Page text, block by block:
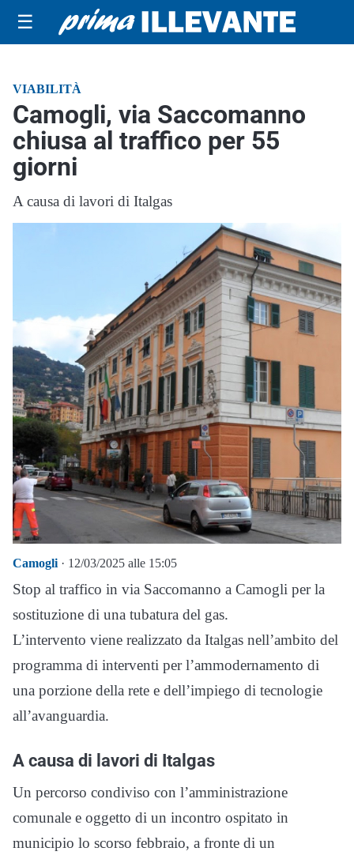
☰
VIABILITÀ
Camogli, via Saccomanno
chiusa al traffico per 55
giorni
A causa di lavori di Italgas
Camogli · 12/03/2025 alle 15:05
Stop al traffico in via Saccomanno a Camogli per la
sostituzione di una tubatura del gas.
L’intervento viene realizzato da Italgas nell’ambito del
programma di interventi per l’ammodernamento di
una porzione della rete e dell’impiego di tecnologie
all’avanguardia.
A causa di lavori di Italgas
Un percorso condiviso con l’amministrazione
comunale e oggetto di un incontro ospitato in
municipio lo scorso febbraio, a fronte di un